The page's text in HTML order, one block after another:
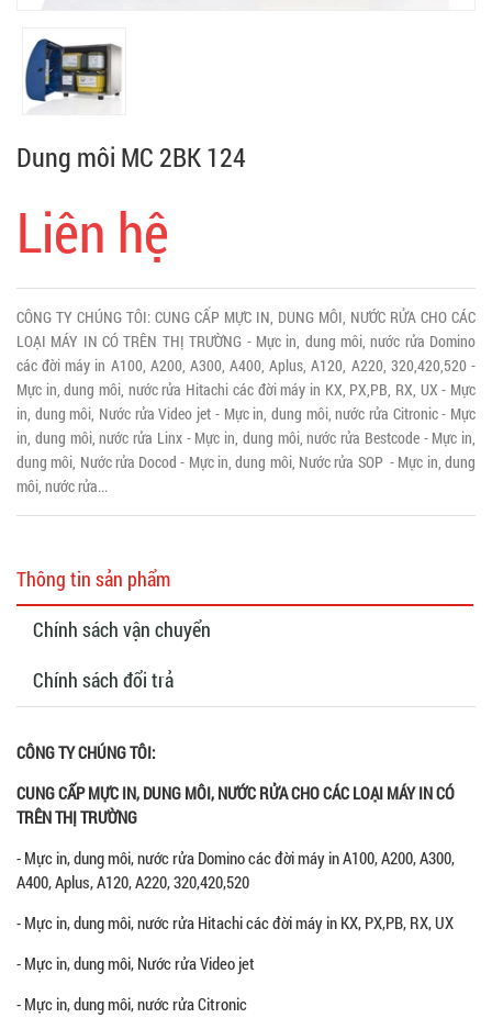
Dung môi MC 2BK 124
Liên hệ
CÔNG TY CHÚNG TÔI: CUNG CẤP MỰC IN, DUNG MÔI, NƯỚC RỬA CHO CÁC
LOẠI MÁY IN CÓ TRÊN THỊ TRƯỜNG - Mực in, dung môi, nước rửa Domino
các đời máy in A100, A200, A300, A400, Aplus, A120, A220, 320,420,520 -
Mực in, dung môi, nước rửa Hitachi các đời máy in KX, PX,PB, RX, UX - Mực
in, dung môi, Nước rửa Video jet - Mực in, dung môi, nước rửa Citronic - Mực
in, dung môi, nước rửa Linx - Mực in, dung môi, nước rửa Bestcode - Mực in,
dung môi, Nước rửa Docod - Mực in, dung môi, Nước rửa SOP - Mực in, dung
môi, nước rửa...
Thông tin sản phẩm
Chính sách vận chuyển
Chính sách đổi trả
CÔNG TY CHÚNG TÔI:
CUNG CẤP MỰC IN, DUNG MÔI, NƯỚC RỬA CHO CÁC LOẠI MÁY IN CÓ
TRÊN THỊ TRƯỜNG
- Mực in, dung môi, nước rửa Domino các đời máy in A100, A200, A300,
A400, Aplus, A120, A220, 320,420,520
- Mực in, dung môi, nước rửa Hitachi các đời máy in KX, PX,PB, RX, UX
- Mực in, dung môi, Nước rửa Video jet
- Mực in, dung môi, nước rửa Citronic